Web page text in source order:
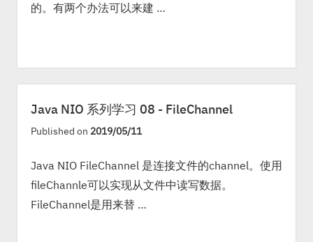
的。有两个办法可以来建 …
Java NIO 系列学习 08 - FileChannel
Published on 2019/05/11
Java NIO FileChannel 是连接文件的channel。使用
fileChannle可以实现从文件中读写数据。
FileChannel是用来替 …